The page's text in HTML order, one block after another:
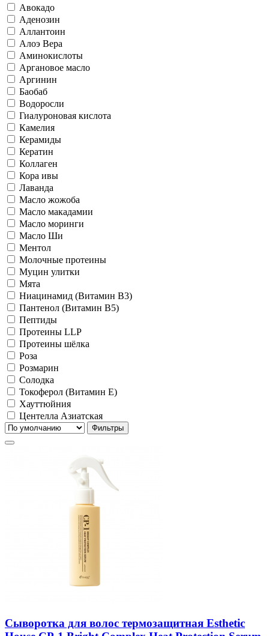
Авокадо
Аденозин
Аллантоин
Алоэ Вера
Аминокислоты
Аргановое масло
Аргинин
Баобаб
Водоросли
Гиалуроновая кислота
Камелия
Керамиды
Кератин
Коллаген
Кора ивы
Лаванда
Масло жожоба
Масло макадамии
Масло моринги
Масло Ши
Ментол
Молочные протеины
Муцин улитки
Мята
Ниацинамид (Витамин B3)
Пантенол (Витамин B5)
Пептиды
Протеины LLP
Протеины шёлка
Роза
Розмарин
Солодка
Токоферол (Витамин Е)
Хауттюйния
Центелла Азиатская
Фильтры
Сыворотка для волос термозащитная Esthetic